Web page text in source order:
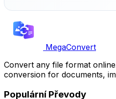
MegaConvert
Convert any file format
conversion for documents,
Populární Převody